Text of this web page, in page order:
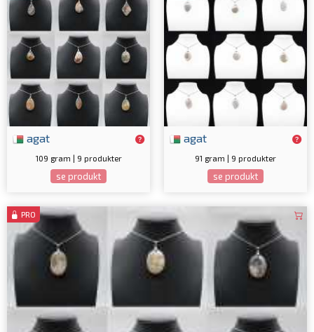
agat
109 gram | 9 produkter
se produkt
agat
91 gram | 9 produkter
se produkt
PRO